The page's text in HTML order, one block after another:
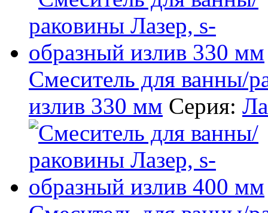
Смеситель для ванны/
излив 330 мм Серия: